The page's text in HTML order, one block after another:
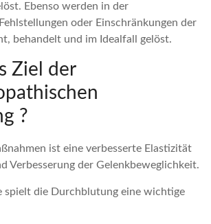
Ebenso werden in der
oder Einschränkungen der
behandelt und im Idealfall gelöst.
Ziel der
?
ist eine verbesserte Elastizität
Verbesserung der Gelenkbeweglichkeit.
spielt die Durchblutung eine wichtige